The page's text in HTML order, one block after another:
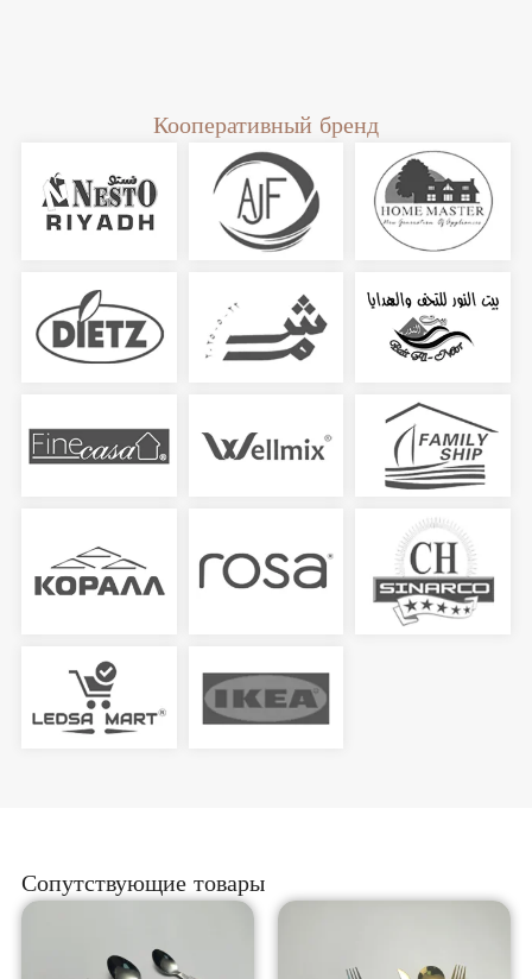
Кооперативный бренд
Сопутствующие товары